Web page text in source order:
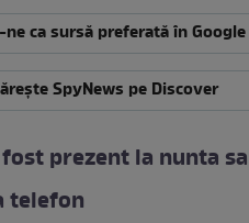
ca sursă preferată în Google
SpyNews pe Discover
prezent la nunta sa
telefon